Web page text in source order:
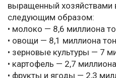
выращенный хозяйствами
следующим образом:
• молоко — 8,6 миллиона
• овощи — 8,1 миллиона
• зерновые культуры — 7
• картофель — 2,7
• фрукты и ягоды — 2,3